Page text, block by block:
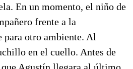
En un momento, el niño de
frente a la
para otro ambiente. Al
en el cuello. Antes de